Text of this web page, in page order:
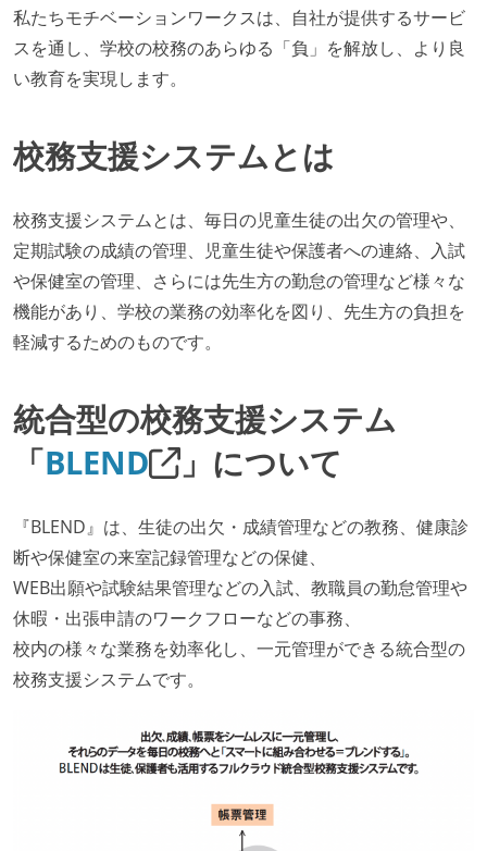
私たちモチベーションワークスは、自社が提供するサービ
スを通し、学校の校務のあらゆる「負」を解放し、より良
い教育を実現します。
校務支援システムとは
校務支援システムとは、毎日の児童生徒の出欠の管理や、
定期試験の成績の管理、児童生徒や保護者への連絡、入試
や保健室の管理、さらには先生方の勤怠の管理など様々な
機能があり、学校の業務の効率化を図り、先生方の負担を
軽減するためのものです。
統合型の校務支援システム
「BLEND 」について
『BLEND』は、生徒の出欠・成績管理などの教務、健康診
断や保健室の来室記録管理などの保健、
WEB出願や試験結果管理などの入試、教職員の勤怠管理や
休暇・出張申請のワークフローなどの事務、
校内の様々な業務を効率化し、一元管理ができる統合型の
校務支援システムです。